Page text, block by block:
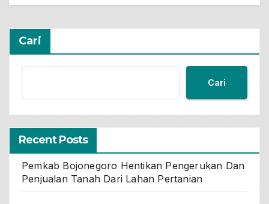
Cari
Cari
Recent Posts
Pemkab Bojonegoro Hentikan Pengerukan Dan
Penjualan Tanah Dari Lahan Pertanian